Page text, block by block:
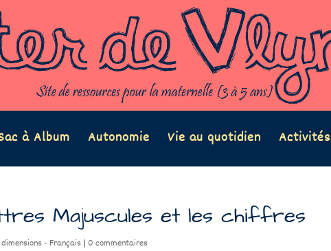
à Album Autonomie Vie au quotidien Activités
Majuscules et les chiffres
- Français | 0 commentaires